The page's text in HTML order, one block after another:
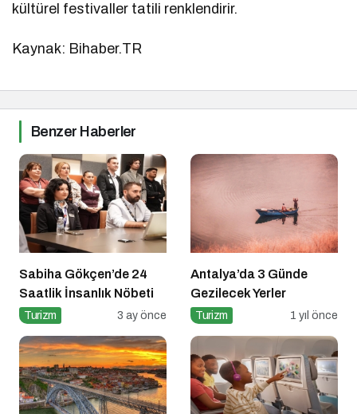
kültürel festivaller tatili renklendirir.
Kaynak: Bihaber.TR
Benzer Haberler
Sabiha Gökçen’de 24
Saatlik İnsanlık Nöbeti
Turizm 3 ay önce
Antalya’da 3 Günde
Gezilecek Yerler
Turizm 1 yıl önce